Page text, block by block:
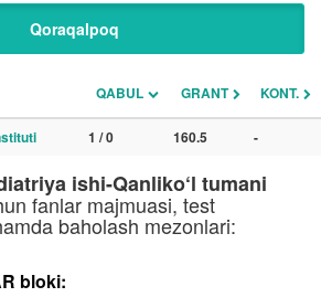
Qoraqalpoq
QABUL GRANT KONT.
1 / 0 160.5 -
ishi-Qanliko‘l tumani
fanlar majmuasi, test
baholash mezonlari:
bloki: